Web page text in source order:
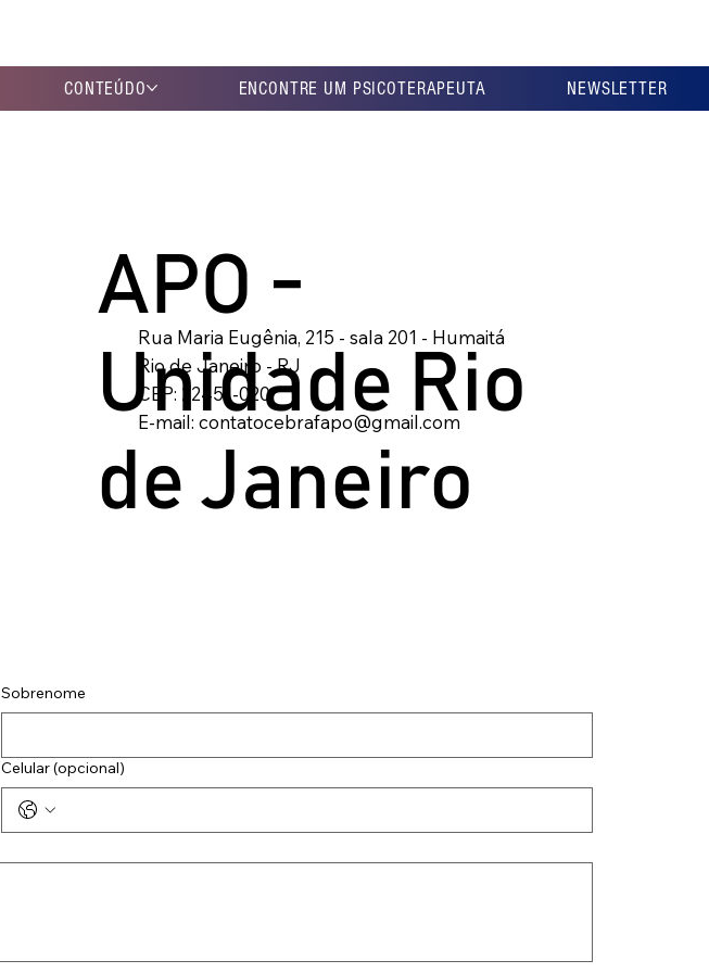
CONTEÚDO ENCONTRE UM PSICOTERAPEUTA NEWSLETTER
Sobrenome
Celular (opcional)
APO -
Unidade Rio
de Janeiro
Rua Maria Eugênia, 215 - sala 201 - Humaitá
Rio de Janeiro - RJ
CEP: 22451-020
E-mail:contatocebrafapo@gmail.com